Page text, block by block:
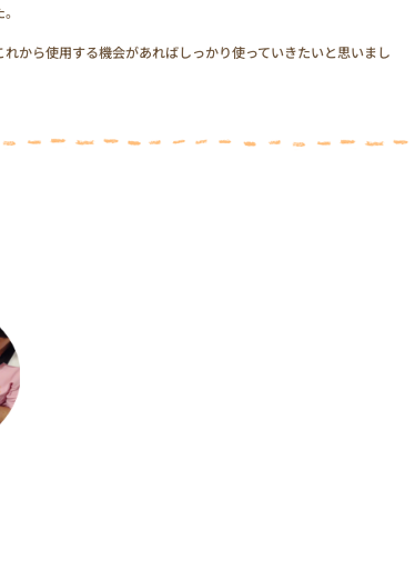
から使用する機会があればしっかり使っていきたいと思いまし